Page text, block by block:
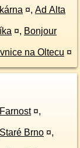
¤, Ad Alta
¤, Bonjour
na Oltecu ¤
Farnost ¤,
Staré Brno ¤,